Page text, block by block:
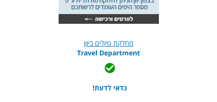
מחלקת טיולים ביוון
Travel Department
כדאי לדעת!